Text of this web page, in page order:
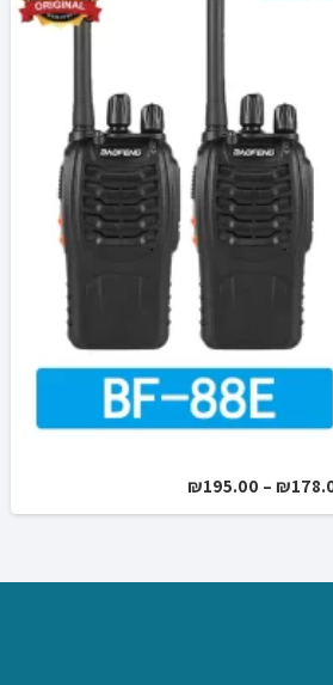
₪
–
₪195.00
מחירים:
עד